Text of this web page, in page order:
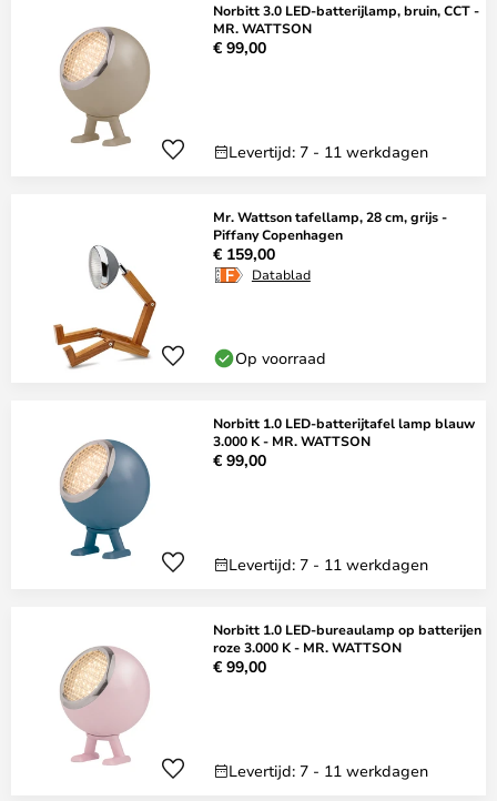
Norbitt 3.0 LED-batterijlamp, bruin, CCT -
MR. WATTSON
€ 99,00
Levertijd: 7 - 11 werkdagen
Mr. Wattson tafellamp, 28 cm, grijs -
Piffany Copenhagen
€ 159,00
Datablad
Op voorraad
Norbitt 1.0 LED-batterijtafel lamp blauw
3.000 K - MR. WATTSON
€ 99,00
Levertijd: 7 - 11 werkdagen
Norbitt 1.0 LED-bureaulamp op batterijen
roze 3.000 K - MR. WATTSON
€ 99,00
Levertijd: 7 - 11 werkdagen